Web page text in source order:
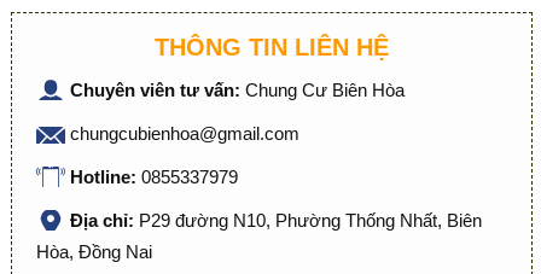
THÔNG TIN LIÊN HỆ
Chuyên viên tư vấn: Chung Cư Biên Hòa
chungcubienhoa@gmail.com
Hotline: 0855337979
Địa chỉ: P29 đường N10, Phường Thống Nhất, Biên
Hòa, Đồng Nai